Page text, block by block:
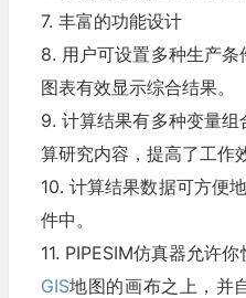
7. 丰富的功能设计
8. 用户可设置多种生产
图表有效显示综合结果。
9. 计算结果有多种变量
算研究内容，提高了工作
10. 计算结果数据可方便
件中。
11. PIPESIM仿真器允许
GIS地图的画布之上，并